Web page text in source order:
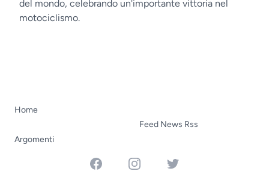
del mondo, celebrando un'importante vittoria nel
motociclismo.
Home
Argomenti
Feed News Rss
FacebookInstagramTwitter